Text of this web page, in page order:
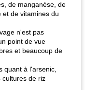
de manganèse, de
et de vitamines du
n'est pas
point de vue
et beaucoup de
quant à l'arsenic,
cultures de riz